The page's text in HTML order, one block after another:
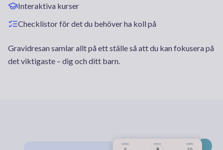
Interaktiva kurser
Checklistor för det du behöver ha koll på
Gravidresan samlar allt på ett ställe så att du kan fokusera på
det viktigaste – dig och ditt barn.